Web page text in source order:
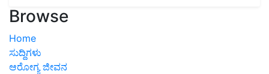
Browse
Home
ಸುದ್ದಿಗಳು
ಆರೋಗ್ಯ ಜೀವನ